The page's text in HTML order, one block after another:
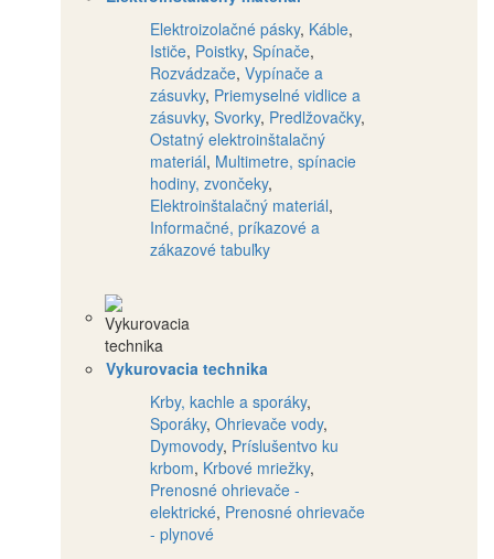
Elektroizolačné pásky, Káble,
Ističe, Poistky, Spínače,
Rozvádzače, Vypínače a
zásuvky, Priemyselné vidlice a
zásuvky, Svorky, Predlžovačky,
Ostatný elektroinštalačný
materiál, Multimetre, spínacie
hodiny, zvončeky,
Elektroinštalačný materiál,
Informačné, príkazové a
zákazové tabuľky
Vykurovacia technika
Krby, kachle a sporáky,
Sporáky, Ohrievače vody,
Dymovody, Príslušentvo ku
krbom, Krbové mriežky,
Prenosné ohrievače -
elektrické, Prenosné ohrievače
- plynové